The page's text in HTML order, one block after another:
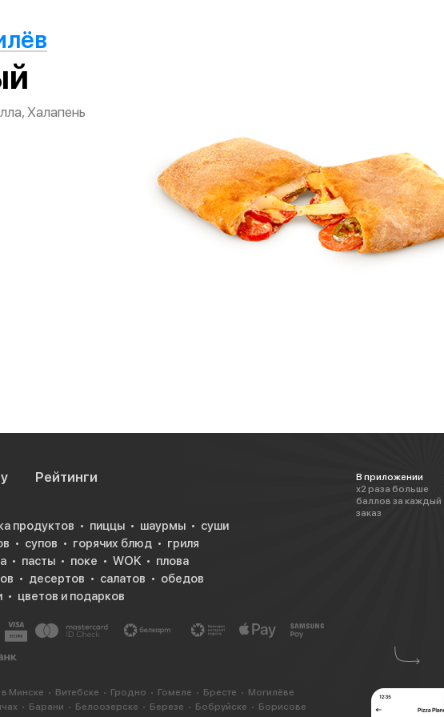
Халапень
Рейтинги
В приложении
х2 раза больше
баллов за каждый
заказ
продуктов пиццы шаурмы
суши
супов горячих блюд
гриля
пасты поке WOK
плова
десертов салатов
обедов
цветов и подарков
Минске Витебске Гродно Гомеле Бресте
Могилёве
Барани Белоозерске Березе Бобруйске
Борисове